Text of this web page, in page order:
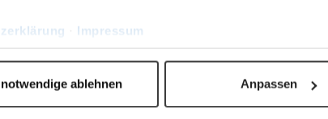
Impressum
ablehnen Anpassen